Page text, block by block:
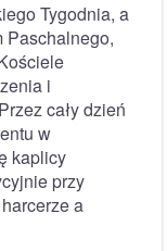
Tygodnia, a
Paschalnego,
i
cały dzień
w
kaplicy
przy
a